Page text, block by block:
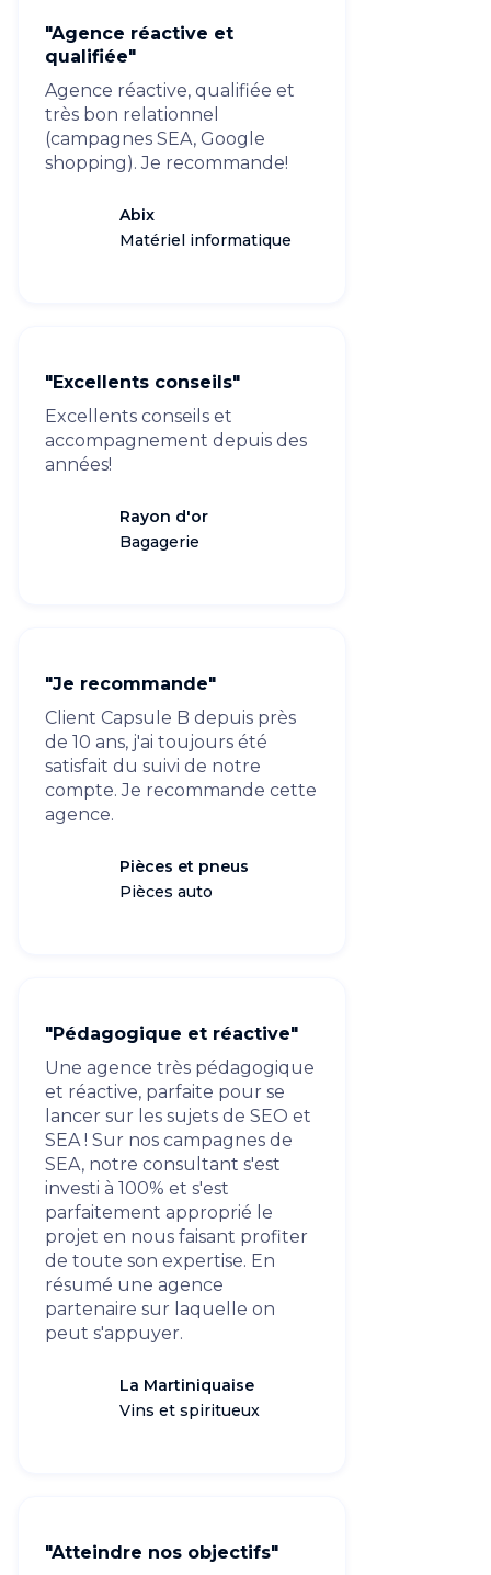
"Agence réactive et
qualifiée"
Agence réactive, qualifiée et
très bon relationnel
(campagnes SEA, Google
shopping). Je recommande!
Abix
Matériel informatique
"Excellents conseils"
Excellents conseils et
accompagnement depuis des
années!
Rayon d'or
Bagagerie
"Je recommande"
Client Capsule B depuis près
de 10 ans, j'ai toujours été
satisfait du suivi de notre
compte. Je recommande cette
agence.
Pièces et pneus
Pièces auto
"Pédagogique et réactive"
Une agence très pédagogique
et réactive, parfaite pour se
lancer sur les sujets de SEO et
SEA ! Sur nos campagnes de
SEA, notre consultant s'est
investi à 100% et s'est
parfaitement approprié le
projet en nous faisant profiter
de toute son expertise. En
résumé une agence
partenaire sur laquelle on
peut s'appuyer.
La Martiniquaise
Vins et spiritueux
"Atteindre nos objectifs"